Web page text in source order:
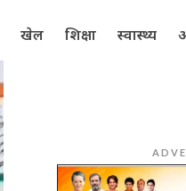
खेल शिक्षा स्वास्थ्य